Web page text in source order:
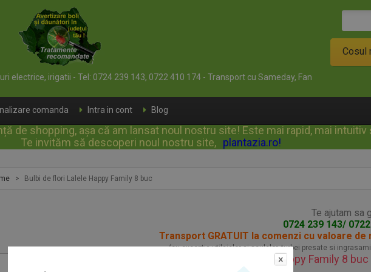
Cosul
electrice, irigatii - Tel: 0724 239 143, 0722 410 174 - Transport cu Sameday, Fan
comanda Intra in cont Blog
de shopping, așa că am lansat noul nostru site! Este mai rapid, mai
Te invităm să descoperi noul nostru site, plantazia.ro!
> Bulbi de flori Lalele Happy Family 8 buc
Te ajutam sa
0724 239 143/
Transport GRATUIT la comenzi cu valoare de
(cu exceptia utilajelor si sculelor, turbei presate si
Bulbi de flori Lalele Happy Family 8 buc